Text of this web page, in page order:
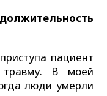
пациент
В моей
люди умерли